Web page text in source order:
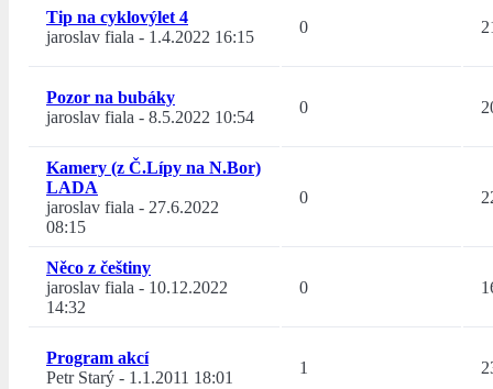
Tip na cyklovýlet 4
jaroslav fiala - 1.4.2022 16:15
0
Pozor na bubáky
jaroslav fiala - 8.5.2022 10:54
0
Kamery (z Č.Lípy na N.Bor)
LADA
jaroslav fiala - 27.6.2022
08:15
0
Něco z češtiny
jaroslav fiala - 10.12.2022
14:32
0
Program akcí
Petr Starý - 1.1.2011 18:01
1